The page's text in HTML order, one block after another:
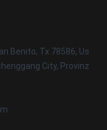
Benito, Tx 78586, Us
City, Provinz